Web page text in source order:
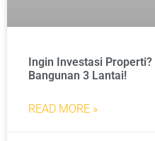
Ingin Investasi
Bangunan 3 Lantai!
READ MORE »